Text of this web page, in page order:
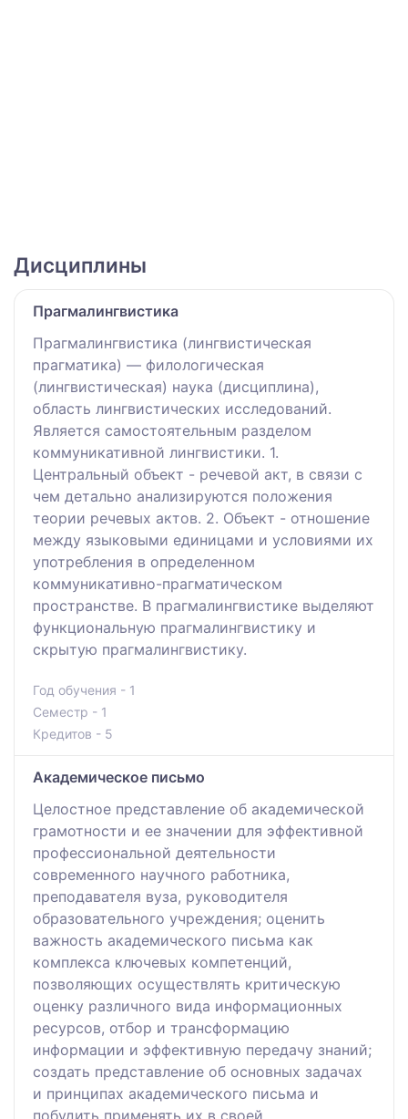
Дисциплины
Прагмалингвистика
Прагмалингвистика (лингвистическая
прагматика) — филологическая
(лингвистическая) наука (дисциплина),
область лингвистических исследований.
Является самостоятельным разделом
коммуникативной лингвистики. 1.
Центральный объект - речевой акт, в связи с
чем детально анализируются положения
теории речевых актов. 2. Объект - отношение
между языковыми единицами и условиями их
употребления в определенном
коммуникативно-прагматическом
пространстве. В прагмалингвистике выделяют
функциональную прагмалингвистику и
скрытую прагмалингвистику.
Год обучения - 1
Семестр - 1
Кредитов - 5
Академическое письмо
Целостное представление об академической
грамотности и ее значении для эффективной
профессиональной деятельности
современного научного работника,
преподавателя вуза, руководителя
образовательного учреждения; оценить
важность академического письма как
комплекса ключевых компетенций,
позволяющих осуществлять критическую
оценку различного вида информационных
ресурсов, отбор и трансформацию
информации и эффективную передачу знаний;
создать представление об основных задачах
и принципах академического письма и